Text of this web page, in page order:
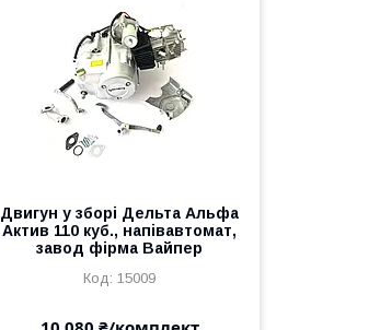
Двигун у зборі Дельта Альфа
Актив 110 куб., напівавтомат,
завод фірма Вайпер
15009